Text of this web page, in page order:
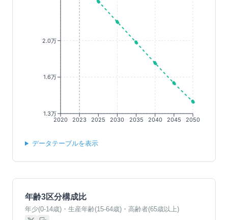
2020 2023 2025 2030 2035 2040 2045 2050
1.3万
1.6万
2.0万
データテーブルを表示
年齢3区分構成比
年少(0-14歳)・生産年齢(15-64歳)・高齢者(65歳以上)